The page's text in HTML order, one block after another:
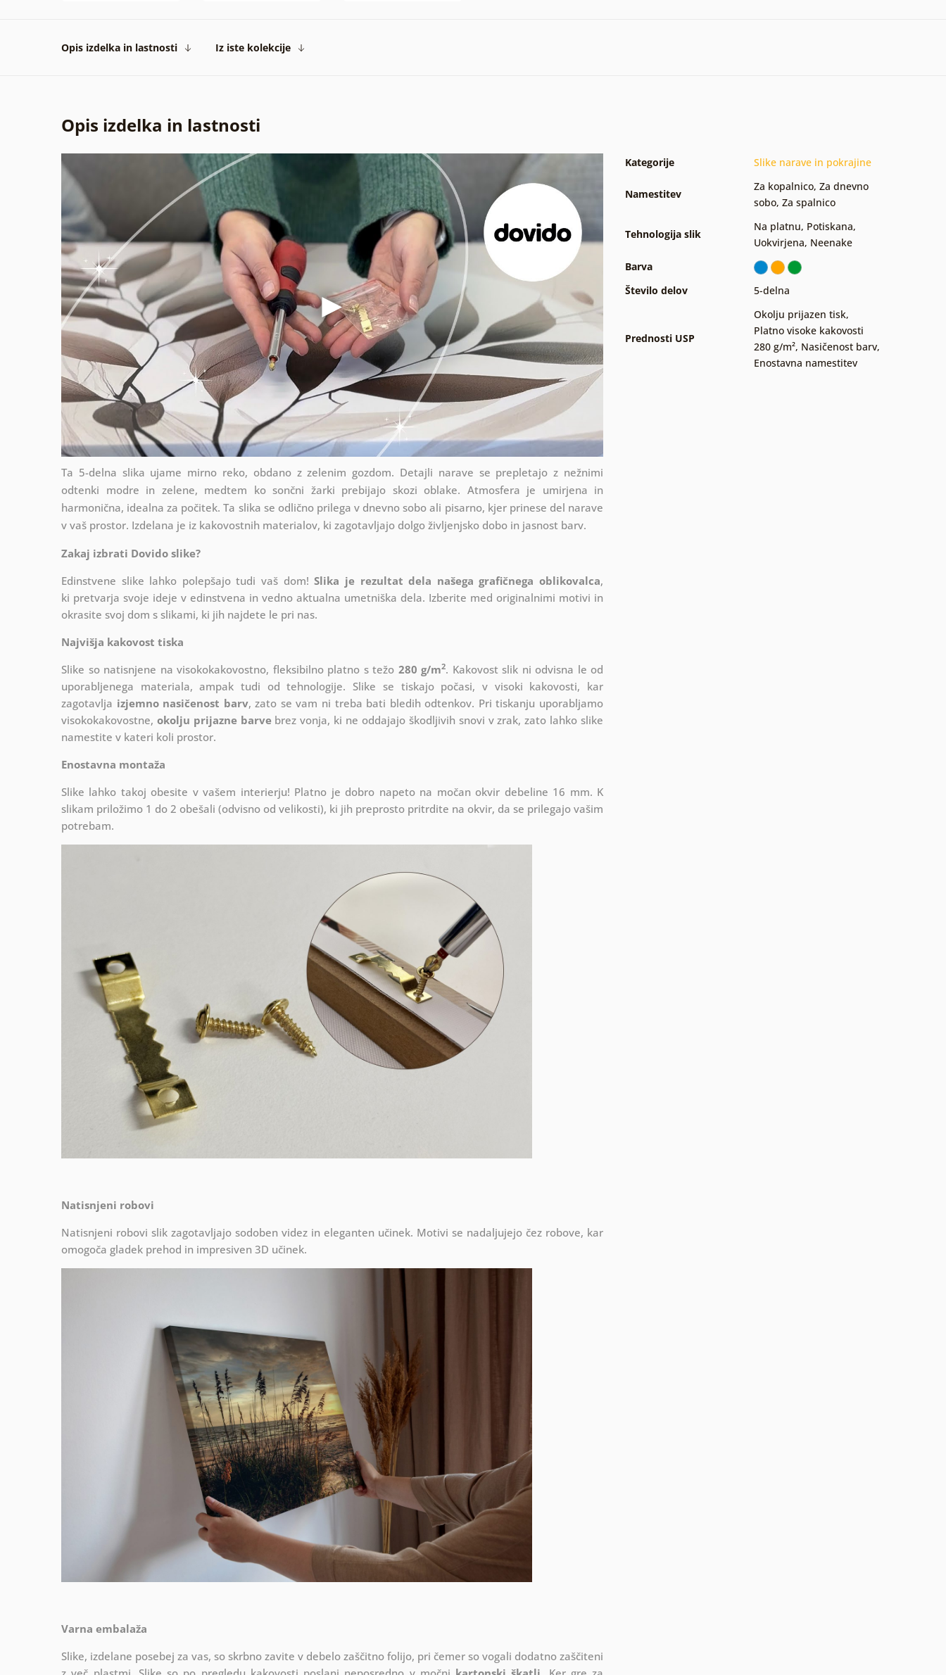
Opis izdelka in lastnosti Iz iste kolekcije
Opis izdelka in lastnosti
Ta 5-delna slika ujame mirno reko, obdano z zelenim gozdom. Detajli narave se prepletajo z nežnimi
odtenki modre in zelene, medtem ko sončni žarki prebijajo skozi oblake. Atmosfera je umirjena in
harmonična, idealna za počitek. Ta slika se odlično prilega v dnevno sobo ali pisarno, kjer prinese del narave
v vaš prostor. Izdelana je iz kakovostnih materialov, ki zagotavljajo dolgo življenjsko dobo in jasnost barv.
Zakaj izbrati Dovido slike?
Edinstvene slike lahko polepšajo tudi vaš dom!Slika je rezultat dela našega grafičnega oblikovalca,
ki pretvarja svoje ideje v edinstvena in vedno aktualna umetniška dela. Izberite med originalnimi motivi in
okrasite svoj dom s slikami, ki jih najdete le pri nas.
Najvišja kakovost tiska
Slike so natisnjene na visokokakovostno, fleksibilno platno s težo 280 g/m2. Kakovost slik ni odvisna le od
uporabljenega materiala, ampak tudi od tehnologije. Slike se tiskajo počasi, v visoki kakovosti, kar
zagotavlja izjemno nasičenost barv, zato se vam ni treba bati bledih odtenkov. Pri tiskanju uporabljamo
visokokakovostne, okolju prijazne barvebrez vonja, ki ne oddajajo škodljivih snovi v zrak, zato lahko slike
namestite v kateri koli prostor.
Enostavna montaža
Slike lahko takoj obesite v vašem interierju! Platno je dobro napeto na močan okvir debeline 16 mm. K
slikam priložimo 1 do 2 obešali (odvisno od velikosti), ki jih preprosto pritrdite na okvir, da se prilegajo vašim
potrebam.
Natisnjeni robovi
Natisnjeni robovi slik zagotavljajo sodoben videz in eleganten učinek. Motivi se nadaljujejo čez robove, kar
omogoča gladek prehod in impresiven 3D učinek.
Varna embalaža
Slike, izdelane posebej za vas, so skrbno zavite v debelo zaščitno folijo, pri čemer so vogali dodatno zaščiteni
Kategorije Slike narave in pokrajine
Namestitev
Za kopalnico, Za dnevno
sobo, Za spalnico
Tehnologija slik
Na platnu, Potiskana,
Uokvirjena, Neenake
Barva
Število delov
5-delna
Prednosti USP
Okolju prijazen tisk,
Platno visoke kakovosti
280 g/m², Nasičenost barv,
Enostavna namestitev